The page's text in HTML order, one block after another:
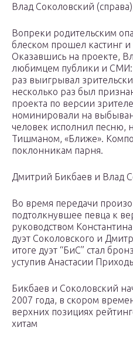
Влад Соколовский
Вопреки родительским
блеском прошел кастинг
Оказавшись на проекте,
любимцем публики и
раз выигрывал
несколько раз был
проекта по версии
номинировали на
человек исполнил песню,
Тишманом, «Ближе».
поклонникам парня.
Дмитрий Бикбаев и Влад
Во время передачи
подтолкнувшее певца к
руководством
дуэт Соколовского и
итоге дуэт “БиС” стал
уступив Анастасии
Бикбаев и Соколовский
2007 года, в скором
верхних позициях
хитам